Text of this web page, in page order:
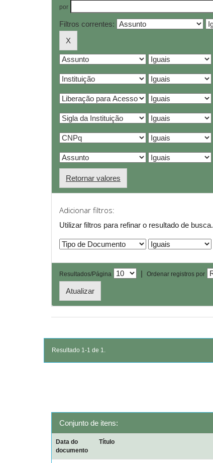
por
Filtros correntes:
Retornar valores
Adicionar filtros:
Utilizar filtros para refinar o resultado de busca.
Resultados/Página | Ordenar registros por
Resultado 1-1 de 1.
Conjunto de itens:
Data do
documento
Título